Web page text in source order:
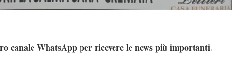
canale WhatsApp per ricevere le news più importanti.